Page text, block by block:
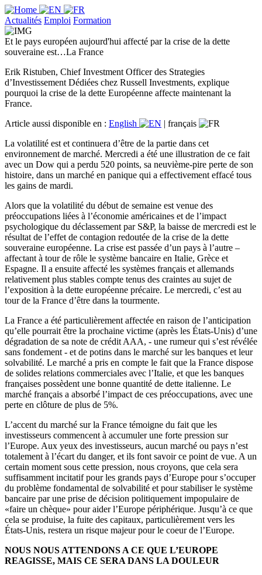
Actualités Emploi Formation
Et le pays européen aujourd'hui affecté par la crise de la dette
souveraine est…La France
Erik Ristuben, Chief Investment Officer des Strategies
d’Investissement Dédiées chez Russell Investments, explique
pourquoi la crise de la dette Européenne affecte maintenant la
France.
Article aussi disponible en : English | français
La volatilité est et continuera d’être de la partie dans cet
environnement de marché. Mercredi a été une illustration de ce fait
avec un Dow qui a perdu 520 points, sa neuvième-pire perte de son
histoire, dans un marché en panique qui a effectivement effacé tous
les gains de mardi.
Alors que la volatilité du début de semaine est venue des
préoccupations liées à l’économie américaines et de l’impact
psychologique du déclassement par S&P, la baisse de mercredi est le
résultat de l’effet de contagion redoutée de la crise de la dette
souveraine européenne. La crise est passée d’un pays à l’autre –
affectant à tour de rôle le système bancaire en Italie, Grèce et
Espagne. Il a ensuite affecté les systèmes français et allemands
relativement plus stables compte tenus des craintes au sujet de
l’exposition à la dette européenne précaire. Le mercredi, c’est au
tour de la France d’être dans la tourmente.
La France a été particulièrement affectée en raison de l’anticipation
qu’elle pourrait être la prochaine victime (après les États-Unis) d’une
dégradation de sa note de crédit AAA, - une rumeur qui s’est révélée
sans fondement - et de potins dans le marché sur les banques et leur
solvabilité. Le marché a pris en compte le fait que la France dispose
de solides relations commerciales avec l’Italie, et que les banques
françaises possèdent une bonne quantité de dette italienne. Le
marché français a absorbé l’impact de ces préoccupations, avec une
perte en clôture de plus de 5%.
L’accent du marché sur la France témoigne du fait que les
investisseurs commencent à accumuler une forte pression sur
l’Europe. Aux yeux des investisseurs, aucun marché ou pays n’est
totalement à l’écart du danger, et ils font savoir ce point de vue. A un
certain moment sous cette pression, nous croyons, que cela sera
suffisamment incitatif pour les grands pays d’Europe pour s’occuper
du problème fondamental de solvabilité et pour stabiliser le système
bancaire par une prise de décision politiquement impopulaire de
«faire un chèque» pour aider l’Europe périphérique. Jusqu’à ce que
cela se produise, la fuite des capitaux, particulièrement vers les
États-Unis, restera un risque majeur pour le coeur de l’Europe.
NOUS NOUS ATTENDONS A CE QUE L’EUROPE
REAGISSE, MAIS CE SERA DANS LA DOULEUR